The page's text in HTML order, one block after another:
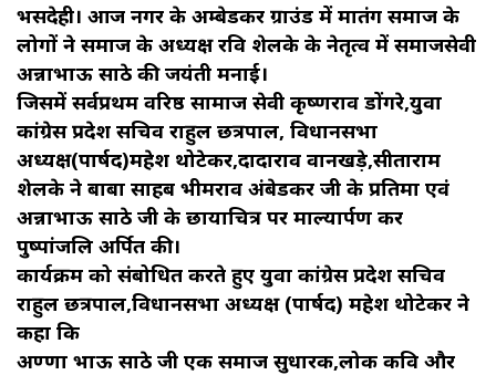
भैंसदेही। आज नगर के अम्बेडकर ग्राउंड में मातंग समाज के
लोगों ने समाज के अध्यक्ष रवि शेलके के नेतृत्व में समाजसेवी
अन्नाभाऊ साठे की जयंती मनाई।
जिसमें सर्वप्रथम वरिष्ठ सामाज सेवी कृष्णराव डोंगरे,युवा
कांग्रेस प्रदेश सचिव राहुल छत्रपाल, विधानसभा
अध्यक्ष(पार्षद)महेश थोटेकर,दादाराव वानखड़े,सीताराम
शेलके ने बाबा साहब भीमराव अंबेडकर जी के प्रतिमा एवं
अन्नाभाऊ साठे जी के छायाचित्र पर माल्यार्पण कर
पुष्पांजलि अर्पित की।
कार्यक्रम को संबोधित करते हुए युवा कांग्रेस प्रदेश सचिव
राहुल छत्रपाल,विधानसभा अध्यक्ष (पार्षद) महेश थोटेकर ने
कहा कि
अण्णा भाऊ साठे जी एक समाज सुधारक,लोक कवि और